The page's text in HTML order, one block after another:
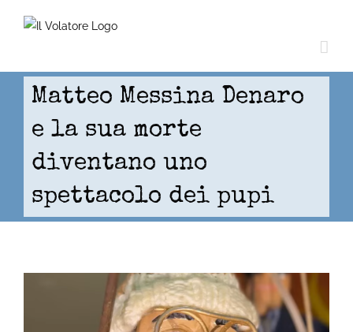
Matteo Messina Denaro
e la sua morte
diventano uno
spettacolo dei pupi